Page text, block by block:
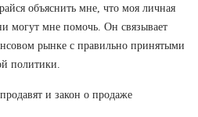
объяснить мне, что моя личная
могут мне помочь. Он связывает
рынке с правильно принятыми
политики.
и закон о продаже